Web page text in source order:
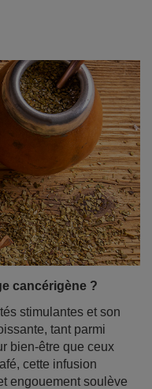
cancérigène ?
stimulantes et son
tant parmi
bien-être que ceux
cette infusion
engouement soulève